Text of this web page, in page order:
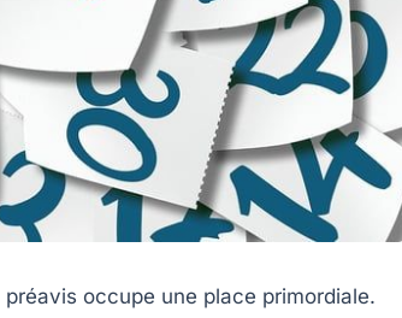
préavis occupe une place primordiale.